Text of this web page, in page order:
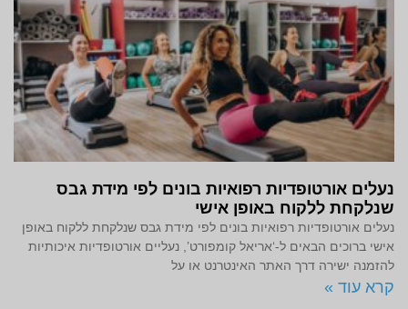
נעלים אורטופדיות רפואיות בונים לפי מידת גבס
שנלקחת ללקוח באופן אישי
נעלים אורטופדיות רפואיות בונים לפי מידת גבס שנלקחת ללקוח באופן
אישי ברוכים הבאים ל-‘אריאל קומפורט’, נעליים אורטופדיות איכותיות
להזמנה ישירה דרך האתר האינטרנט או על
קרא עוד »